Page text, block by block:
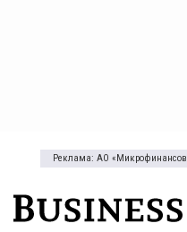
Реклама: АО